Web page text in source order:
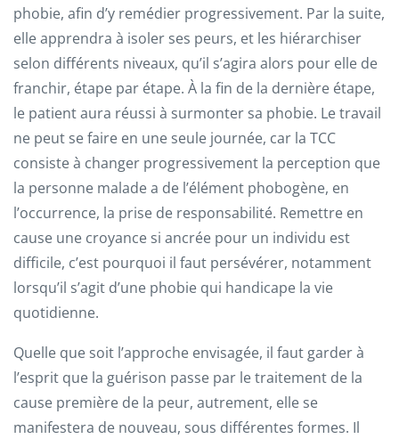
phobie, afin d’y remédier progressivement. Par la suite,
elle apprendra à isoler ses peurs, et les hiérarchiser
selon différents niveaux, qu’il s’agira alors pour elle de
franchir, étape par étape. À la fin de la dernière étape,
le patient aura réussi à surmonter sa phobie. Le travail
ne peut se faire en une seule journée, car la TCC
consiste à changer progressivement la perception que
la personne malade a de l’élément phobogène, en
l’occurrence, la prise de responsabilité. Remettre en
cause une croyance si ancrée pour un individu est
difficile, c’est pourquoi il faut persévérer, notamment
lorsqu’il s’agit d’une phobie qui handicape la vie
quotidienne.
Quelle que soit l’approche envisagée, il faut garder à
l’esprit que la guérison passe par le traitement de la
cause première de la peur, autrement, elle se
manifestera de nouveau, sous différentes formes. Il